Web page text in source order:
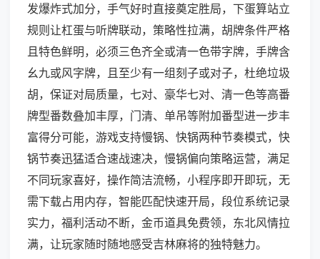
发爆炸式加分，手气好时直接奠定胜局，下蛋算站立
规则让杠蛋与听牌联动，策略性拉满，胡牌条件严格
且特色鲜明，必须三色齐全或清一色带字牌，手牌含
幺九或风字牌，且至少有一组刻子或对子，杜绝垃圾
胡，保证对局质量，七对、豪华七对、清一色等高番
牌型番数叠加丰厚，门清、单吊等附加番型进一步丰
富得分可能，游戏支持慢锅、快锅两种节奏模式，快
锅节奏迅猛适合速战速决，慢锅偏向策略运营，满足
不同玩家喜好，操作简洁流畅，小程序即开即玩，无
需下载占用内存，智能匹配快速开局，段位系统记录
实力，福利活动不断，金币道具免费领，东北风情拉
满，让玩家随时随地感受吉林麻将的独特魅力。